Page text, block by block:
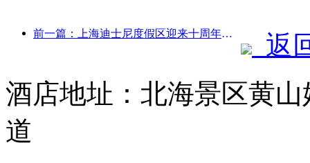
前一篇：上海迪士尼度假区迎来十周年，累计接待游客超1亿人次
返
酒店地址：北海景区黄
道